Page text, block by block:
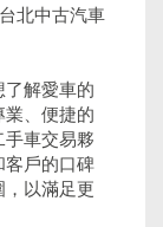
北中古汽車
解愛車的
、便捷的
車交易夥
客戶的口碑
以滿足更